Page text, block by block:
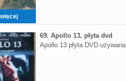
69. Apollo 13, płyta dvd
Apollo 13 płyta DVD używana